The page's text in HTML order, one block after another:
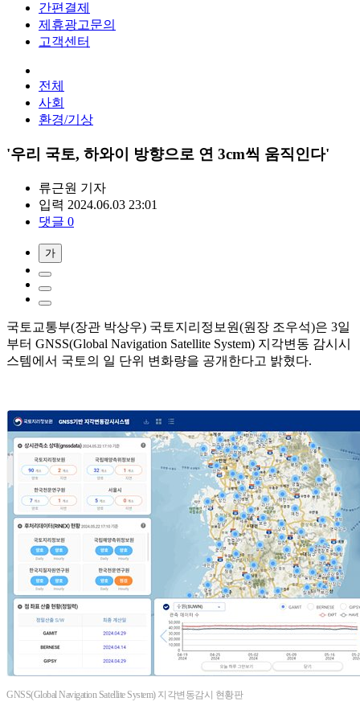
간편결제
제휴광고문의
고객센터
전체
사회
환경/기상
'우리 국토, 하와이 방향으로 연 3cm씩 움직인다'
류근원 기자
입력 2024.06.03 23:01
댓글 0
가
국토교통부(장관 박상우) 국토지리정보원(원장 조우석)은 3일
부터 GNSS(Global Navigation Satellite System) 지각변동 감시시
스템에서 국토의 일 단위 변화량을 공개한다고 밝혔다.
GNSS(Global Navigation Satellite System) 지각변동감시 현황판